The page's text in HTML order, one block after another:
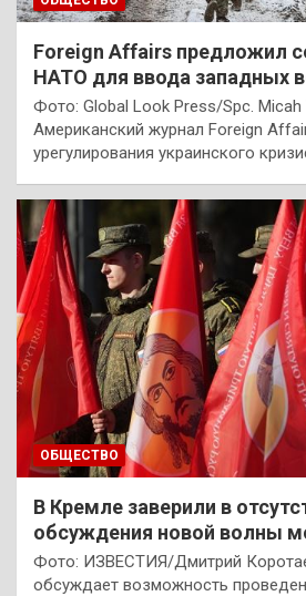
Foreign Affairs предложил
НАТО для ввода западных
Фото: Global Look Press/Spc. Micah
Американский журнал Foreign
урегулирования украинского
ОБЩЕСТВО
В Кремле заверили в
обсуждения новой волны
Фото: ИЗВЕСТИЯ/Дмитрий
обсуждает возможность